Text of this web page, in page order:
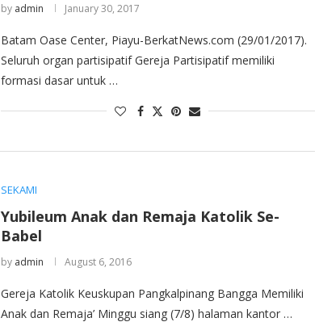
by admin January 30, 2017
Batam Oase Center, Piayu-BerkatNews.com (29/01/2017).
Seluruh organ partisipatif Gereja Partisipatif memiliki
formasi dasar untuk …
SEKAMI
Yubileum Anak dan Remaja Katolik Se-
Babel
by admin August 6, 2016
Gereja Katolik Keuskupan Pangkalpinang Bangga Memiliki
Anak dan Remaja’ Minggu siang (7/8) halaman kantor …